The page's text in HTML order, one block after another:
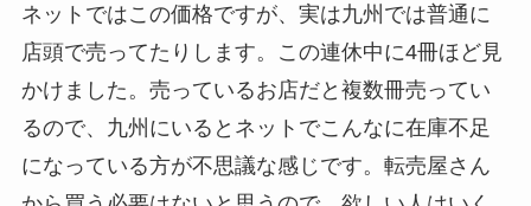
ネットではこの価格ですが、実は九州では普通に
店頭で売ってたりします。この連休中に4冊ほど見
かけました。売っているお店だと複数冊売ってい
るので、九州にいるとネットでこんなに在庫不足
になっている方が不思議な感じです。転売屋さん